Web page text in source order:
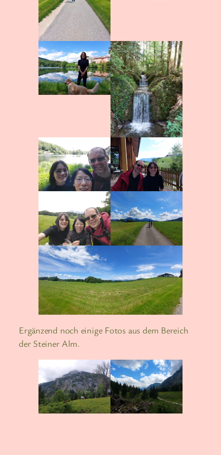
Ergänzend noch einige Fotos aus dem Bereich
der Steiner Alm.